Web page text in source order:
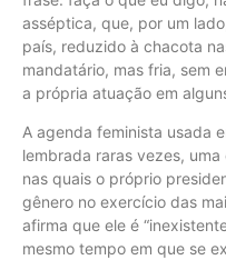
asséptica, que, por um
país, reduzido à chacota
mandatário, mas fria, sem
a própria atuação em
A agenda feminista usada
lembrada raras vezes,
nas quais o próprio
gênero no exercício das
afirma que ele é
mesmo tempo em que se